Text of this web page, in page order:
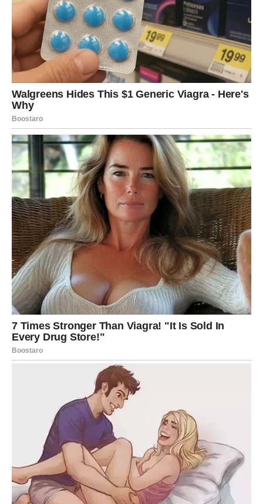
Lav će želeti da bude blizu te osobe. Da je čuje. Da je
gleda. Da pronađe razlog da ostane još malo.
I što više vremena prolazi, želja će rasti.
Ovo nije simpatija. Ovo je plamen.
Lav će po prvi put osetiti kako je to kada neko zapali vatru
u njemu bez ijedne reči.
BLIZANCI – OPSESIJA KOJA
POČINJE RAZGOVOROM
Kod Blizanaca sve počinje rečima. Ali ovo će biti mnogo
više od zanimljivog razgovora.
Ovo je susret sa osobom koja će Blizancima ući u misli i
ostati tamo.
Razgovor će teći lako, prirodno, ali iza toga će se kriti
ogromna privlačnost. Blizanci će želeti da pričaju satima.
Da razmenjuju poruke. Da traže svaki izgovor za kontakt.
I onda će shvatiti da ne mogu da prestanu da misle na tu
Ovo je ona vrsta susreta kada se mozak i srce udruže
protiv razuma.
Blizanci će osetiti nalet želje koji ih iznenađuje. Intenzitet
koji ih plaši, ali istovremeno privlači kao magnet.